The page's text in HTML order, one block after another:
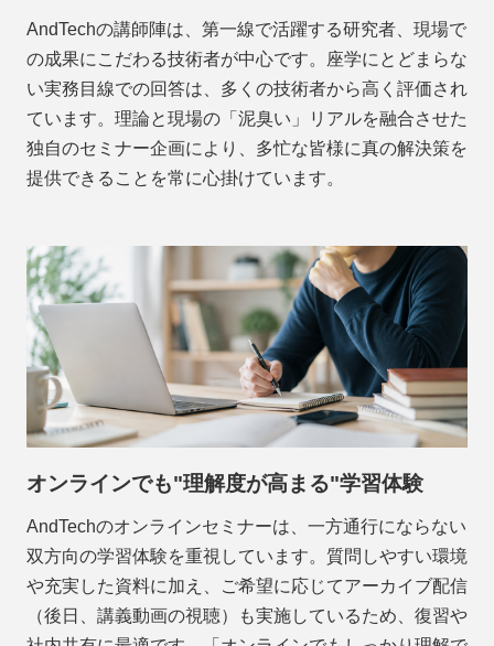
AndTechの講師陣は、第一線で活躍する研究者、現場で
の成果にこだわる技術者が中心です。座学にとどまらな
い実務目線での回答は、多くの技術者から高く評価され
ています。理論と現場の「泥臭い」リアルを融合させた
独自のセミナー企画により、多忙な皆様に真の解決策を
提供できることを常に心掛けています。
オンラインでも"理解度が高まる"学習体験
AndTechのオンラインセミナーは、一方通行にならない
双方向の学習体験を重視しています。質問しやすい環境
や充実した資料に加え、ご希望に応じてアーカイブ配信
（後日、講義動画の視聴）も実施しているため、復習や